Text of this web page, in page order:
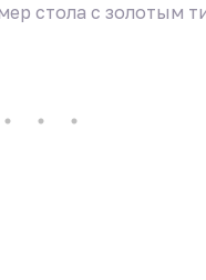
стола с золотым